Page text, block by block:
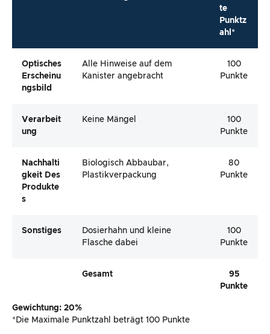
te
Punktz
ahl*
Optisches
Erscheinu
Ngsbild
Alle Hinweise auf dem
Kanister angebracht
100
Punkte
Verarbeit
Ung
Keine Mängel
100
Punkte
Nachhalti
Gkeit Des
Produkte
S
Biologisch Abbaubar,
Plastikverpackung
80
Punkte
Sonstiges
Dosierhahn und kleine
Flasche dabei
100
Punkte
Gesamt
95
Punkte
Gewichtung: 20%
*Die Maximale Punktzahl beträgt 100 Punkte